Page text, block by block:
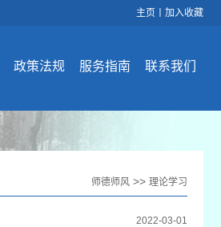
主页 加入收藏
政策法规 服务指南 联系我们
师德师风 >> 理论学习
2022-03-01